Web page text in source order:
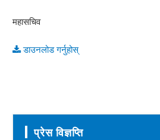
महासचिव
डाउनलोड गर्नुहोस्
प्रेस विज्ञप्ति